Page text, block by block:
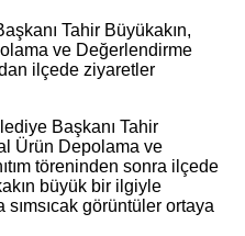
Tahir Büyükakın,
ve Değerlendirme
ilçede ziyaretler
Başkanı Tahir
Ürün Depolama ve
töreninden sonra ilçede
büyük bir ilgiyle
sımsıcak görüntüler ortaya